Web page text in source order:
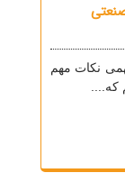
نکات مهم
که....